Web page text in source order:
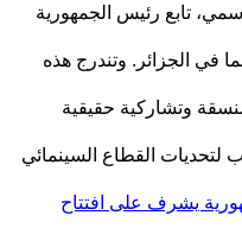
تابع رئيس الجمهورية
في الجزائر. وتندرج هذه
وتشاركية حقيقية
القطاع السينمائي
يشرف على افتتاح